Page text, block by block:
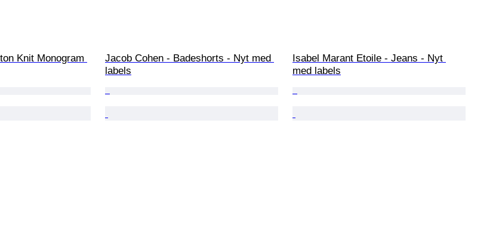
Knit Monogram
Jacob Cohen - Badeshorts - Nyt med
labels
Isabel Marant Etoile - Jeans - Nyt
med labels